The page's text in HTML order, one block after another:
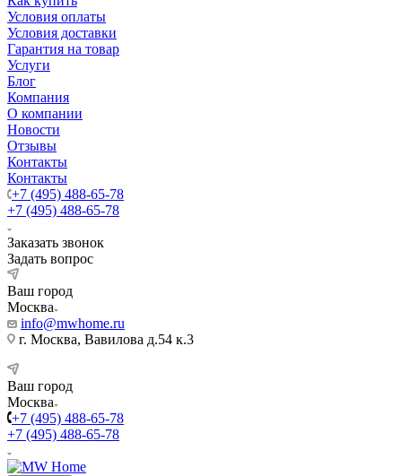
Условия оплаты
Условия доставки
Гарантия на товар
Услуги
Блог
Компания
О компании
Новости
Отзывы
Контакты
Контакты
+7 (495) 488-65-78
+7 (495) 488-65-78
Заказать звонок
Задать вопрос
Ваш город
Москва
info@mwhome.ru
г. Москва, Вавилова д.54 к.3
Ваш город
Москва
+7 (495) 488-65-78
+7 (495) 488-65-78